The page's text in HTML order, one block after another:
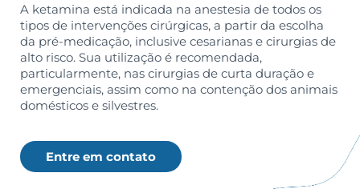
A ketamina está indicada na anestesia de todos os
tipos de intervenções cirúrgicas, a partir da escolha
da pré-medicação, inclusive cesarianas e cirurgias de
alto risco. Sua utilização é recomendada,
particularmente, nas cirurgias de curta duração e
emergenciais, assim como na contenção dos animais
domésticos e silvestres.
Entre em contato